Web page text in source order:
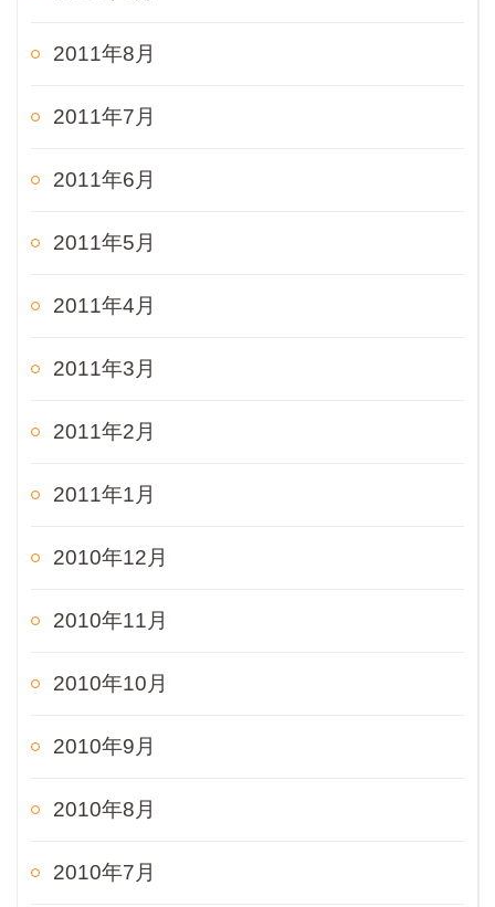
2011年8月
2011年7月
2011年6月
2011年5月
2011年4月
2011年3月
2011年2月
2011年1月
2010年12月
2010年11月
2010年10月
2010年9月
2010年8月
2010年7月